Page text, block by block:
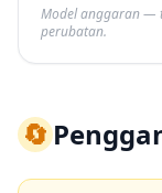
Model anggaran —
perubatan.
🔄